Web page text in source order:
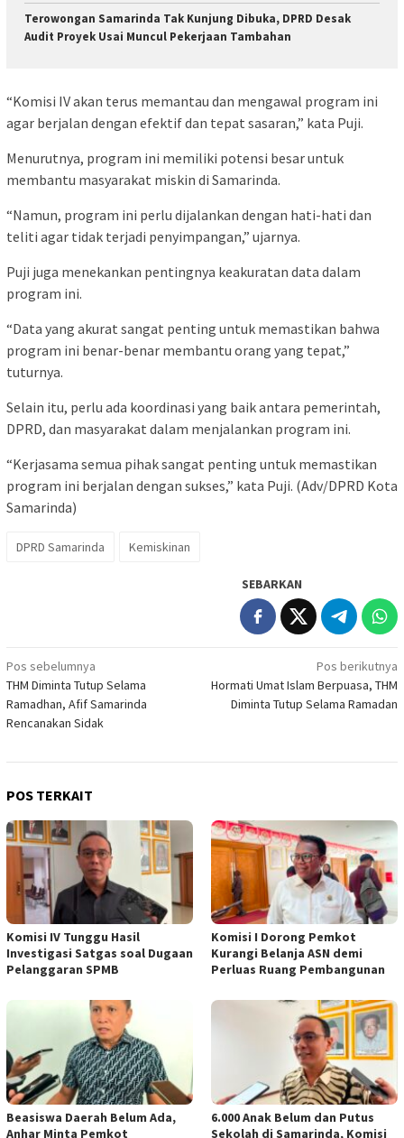
Terowongan Samarinda Tak Kunjung Dibuka, DPRD Desak
Audit Proyek Usai Muncul Pekerjaan Tambahan
“Komisi IV akan terus memantau dan mengawal program ini
agar berjalan dengan efektif dan tepat sasaran,” kata Puji.
Menurutnya, program ini memiliki potensi besar untuk
membantu masyarakat miskin di Samarinda.
“Namun, program ini perlu dijalankan dengan hati-hati dan
teliti agar tidak terjadi penyimpangan,” ujarnya.
Puji juga menekankan pentingnya keakuratan data dalam
program ini.
“Data yang akurat sangat penting untuk memastikan bahwa
program ini benar-benar membantu orang yang tepat,”
tuturnya.
Selain itu, perlu ada koordinasi yang baik antara pemerintah,
DPRD, dan masyarakat dalam menjalankan program ini.
“Kerjasama semua pihak sangat penting untuk memastikan
program ini berjalan dengan sukses,” kata Puji. (Adv/DPRD Kota
Samarinda)
DPRD Samarinda Kemiskinan
SEBARKAN
Navigasi
pos
Pos sebelumnya
THM Diminta Tutup Selama
Ramadhan, Afif Samarinda
Rencanakan Sidak
Pos berikutnya
Hormati Umat Islam Berpuasa, THM
Diminta Tutup Selama Ramadan
POS TERKAIT
Komisi IV Tunggu Hasil
Investigasi Satgas soal Dugaan
Pelanggaran SPMB
Komisi I Dorong Pemkot
Kurangi Belanja ASN demi
Perluas Ruang Pembangunan
Beasiswa Daerah Belum Ada,
Anhar Minta Pemkot
6.000 Anak Belum dan Putus
Sekolah di Samarinda, Komisi